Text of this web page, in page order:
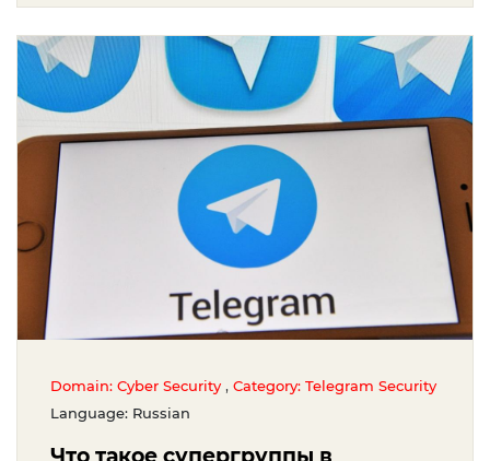
Domain: Cyber Security , Category: Telegram Security
Language: Russian
Что такое супергруппы в